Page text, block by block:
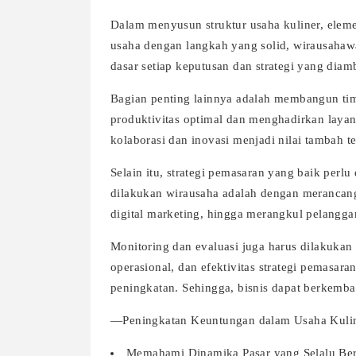
Dalam menyusun struktur usaha kuliner,
usaha dengan langkah yang solid,
dasar setiap keputusan dan strategi yang
Bagian penting lainnya adalah membangun
produktivitas optimal dan menghadirkan
kolaborasi dan inovasi menjadi nilai tambah
Selain itu, strategi pemasaran yang baik
dilakukan wirausaha adalah dengan
digital marketing, hingga merangkul
Monitoring dan evaluasi juga harus
operasional, dan efektivitas strategi
peningkatan. Sehingga, bisnis dapat
—Peningkatan Keuntungan dalam Usaha
Memahami Dinamika Pasar yang Selalu